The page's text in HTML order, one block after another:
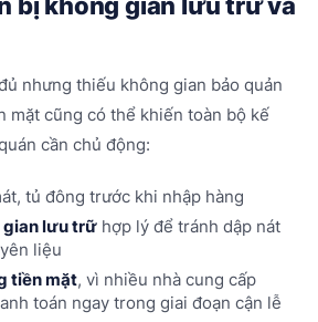
nhưng thiếu không gian bảo quản
mặt cũng có thể khiến toàn bộ kế
cần chủ động:
tủ đông trước khi nhập hàng
gian lưu trữhợp lý để tránh dập nát
liệu
tiền mặt, vì nhiều nhà cung cấp
toán ngay trong giai đoạn cận lễ